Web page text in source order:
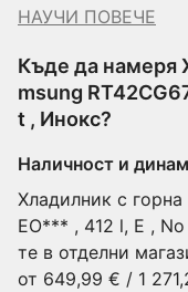
НАУЧИ ПОВЕЧЕ
Къде да намеря
msung
t , Инокс?
Наличност и
Хладилник с
EO*** , 412 l, E ,
те в отделни
от 649,99 € / 1